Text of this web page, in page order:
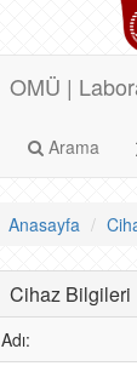
OMÜ |
Arama
Anasayfa
Cihaz Bilgileri
Adı: